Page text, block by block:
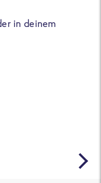
in deinem